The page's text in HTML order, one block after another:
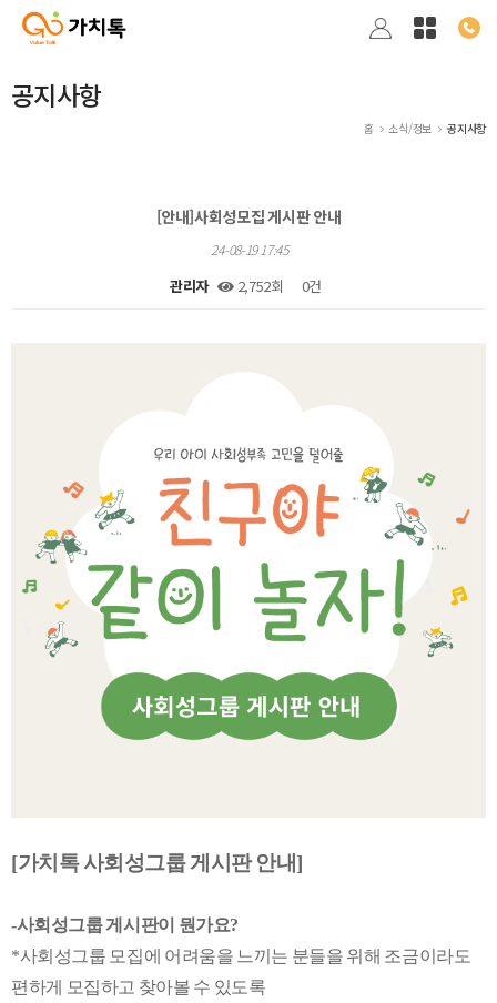
공지사항
홈 소식/정보 공지사항
[안내]사회성모집 게시판 안내
24-08-19 17:45
관리자 2,752회 0건
[가치톡 사회성그룹 게시판 안내]
-사회성그룹 게시판이 뭔가요?
*사회성그룹 모집에 어려움을 느끼는 분들을 위해 조금이라도
편하게 모집하고 찾아볼 수 있도록